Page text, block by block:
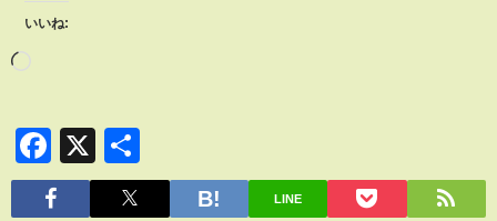
いいね:
Facebook
X
有
LINE